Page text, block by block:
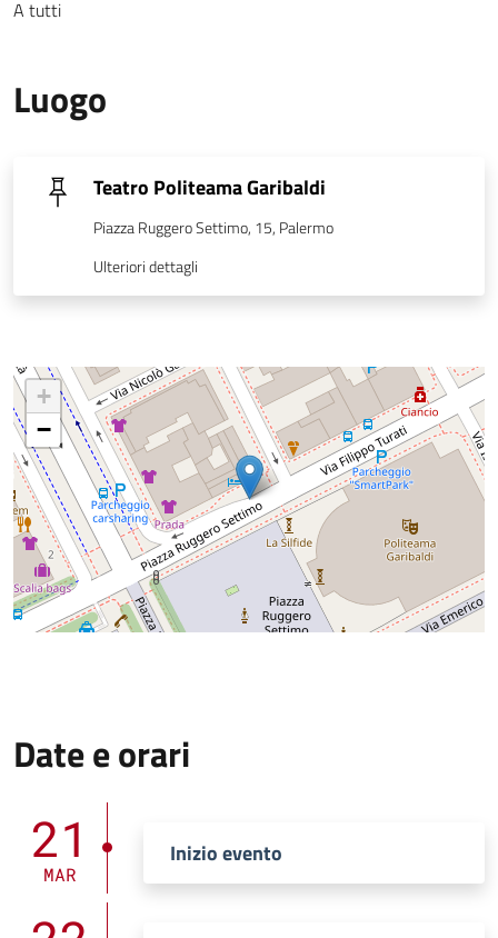
A tutti
Luogo
Teatro Politeama Garibaldi
Piazza Ruggero Settimo, 15, Palermo
Ulteriori dettagli
+
−
Date e orari
21
MAR
Inizio evento